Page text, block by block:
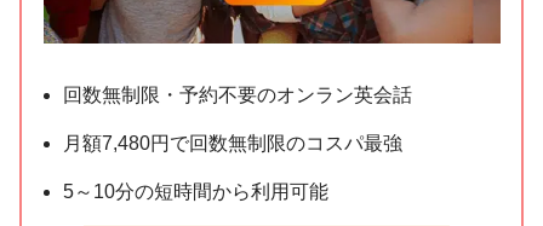
回数無制限・予約不要のオンラン英会話
月額7,480円で回数無制限のコスパ最強
5～10分の短時間から利用可能